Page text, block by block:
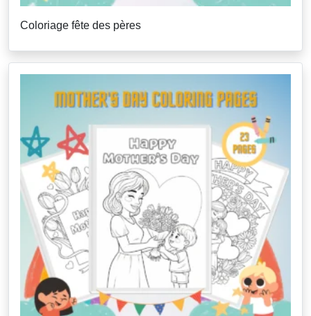
Coloriage fête des pères